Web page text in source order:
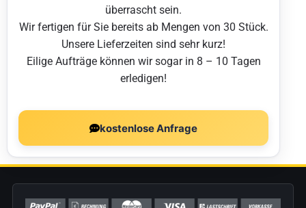
überrascht sein.
Wir fertigen für Sie bereits ab Mengen von 30 Stück.
Unsere Lieferzeiten sind sehr kurz!
Eilige Aufträge können wir sogar in 8 – 10 Tagen
erledigen!
kostenlose Anfrage